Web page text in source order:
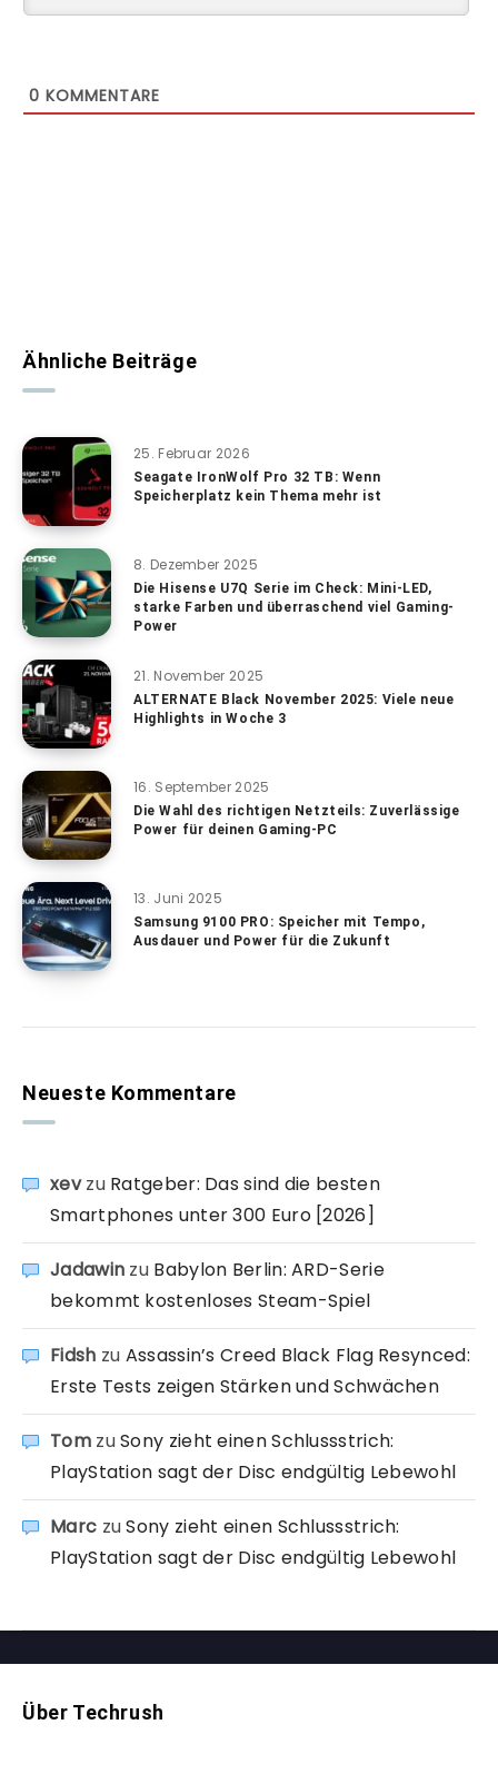
0 KOMMENTARE
Ähnliche Beiträge
25. Februar 2026
Seagate IronWolf Pro 32 TB: Wenn
Speicherplatz kein Thema mehr ist
8. Dezember 2025
Die Hisense U7Q Serie im Check: Mini-LED,
starke Farben und überraschend viel Gaming-
Power
21. November 2025
ALTERNATE Black November 2025: Viele neue
Highlights in Woche 3
16. September 2025
Die Wahl des richtigen Netzteils: Zuverlässige
Power für deinen Gaming-PC
13. Juni 2025
Samsung 9100 PRO: Speicher mit Tempo,
Ausdauer und Power für die Zukunft
Neueste Kommentare
xevzu Ratgeber: Das sind die besten
Smartphones unter 300 Euro [2026]
Jadawin zu Babylon Berlin: ARD-Serie
bekommt kostenloses Steam-Spiel
Fidsh zu Assassin’s Creed Black Flag Resynced:
Erste Tests zeigen Stärken und Schwächen
TomzuSony zieht einen Schlussstrich:
PlayStation sagt der Disc endgültig Lebewohl
Marc zuSony zieht einen Schlussstrich:
PlayStation sagt der Disc endgültig Lebewohl
Über Techrush